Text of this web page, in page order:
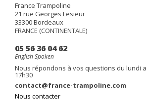
France Trampoline
21 rue Georges Lesieur
33300Bordeaux
FRANCE (CONTINENTALE)
05 56 36 04 62
English Spoken
Nous répondons à vos questions du lundi
17h30
contact@france-trampoline.com
Nous contacter